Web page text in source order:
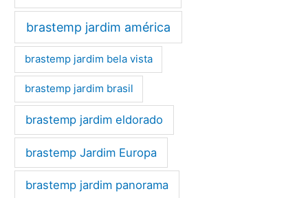
brastemp jardim américa
brastemp jardim bela vista
brastemp jardim brasil
brastemp jardim eldorado
brastemp Jardim Europa
brastemp jardim panorama